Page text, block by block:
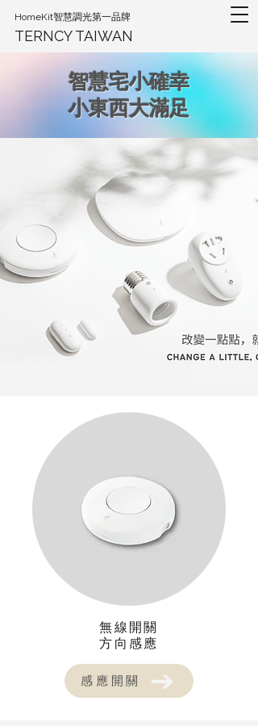
HomeKit智慧調光第一品牌
TERNCY TAIWAN
智慧宅小確幸
​小東西大滿足
無線開關
​方向感應
感應開關